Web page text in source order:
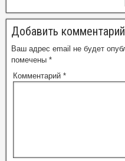
Добавить комментарий
Ваш адрес email не будет
помечены *
Комментарий *